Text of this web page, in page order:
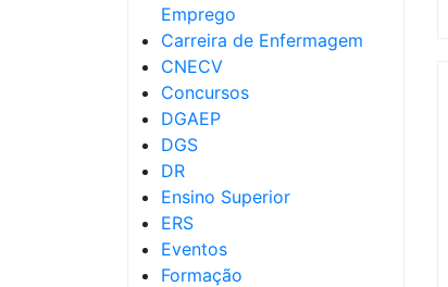
Emprego
Carreira de Enfermagem
CNECV
Concursos
DGAEP
DGS
DR
Ensino Superior
ERS
Eventos
Formação